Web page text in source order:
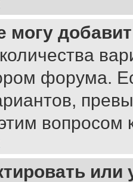
могу
форума.
вопросом